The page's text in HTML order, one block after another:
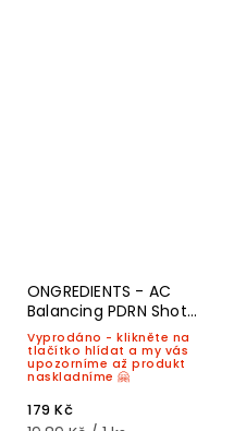
ONGREDIENTS - AC
Balancing PDRN Shot
Patch (9 kusů) -
Hloubková náplast na
akné
Vyprodáno - klikněte na
tlačítko hlídat a my vás
upozorníme až produkt
naskladníme 🤗
179 Kč